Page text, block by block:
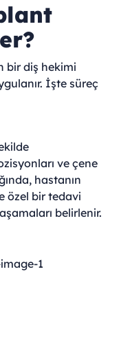
bir diş hekimi
İşte süreç
ve çene
hastanın
özel bir tedavi
belirlenir.